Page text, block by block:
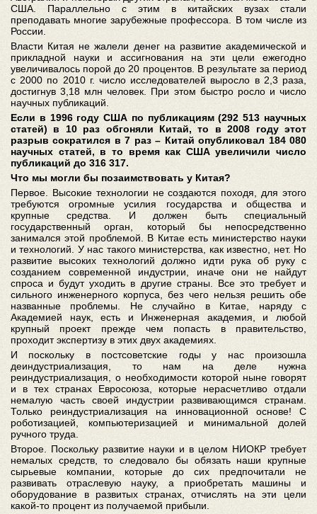
США. Параллельно с этим в китайских вузах стали
преподавать многие зарубежные профессора. В том числе из
России.
Власти Китая не жалели денег на развитие академической и
прикладной науки и ассигнования на эти цели ежегодно
увеличивалось порой до 20 процентов. В результате за период
с 2000 по 2010 г. число исследователей выросло в 2,3 раза,
достигнув 3,18 млн человек. При этом быстро росло и число
научных публикаций.
Если в 1996 году США по публикациям (292 513 научных
статей) в 10 раз обгоняли Китай, то в 2008 году этот
разрыв сократился в 7 раз – Китай опубликовал 184 080
научных статей, в то время как США увеличили число
публикаций до 316 317.
Что мы могли бы позаимствовать у Китая?
Первое. Высокие технологии не создаются походя, для этого
требуются огромные усилия государства и общества и
крупные средства. И должен быть специальный
государственный орган, который бы непосредственно
занимался этой проблемой. В Китае есть министерство науки
и технологий. У нас такого министерства, как известно, нет. Но
развитие высоких технологий должно идти рука об руку с
созданием современной индустрии, иначе они не найдут
спроса и будут уходить в другие страны. Все это требует и
сильного инженерного корпуса, без чего нельзя решить обе
названные проблемы. Не случайно в Китае, наряду с
Академией наук, есть и Инженерная академия, и любой
крупный проект прежде чем попасть в правительство,
проходит экспертизу в этих двух академиях.
И поскольку в постсоветские годы у нас произошла
деиндустриализация, то нам на деле нужна
реиндустриализация, о необходимости которой ныне говорят
и в тех странах Евросоюза, которые нерасчетливо отдали
немалую часть своей индустрии развивающимся странам.
Только реиндустриализация на инновационной основе! С
роботизацией, компьютеризацией и минимальной долей
ручного труда.
Второе. Поскольку развитие науки и в целом НИОКР требует
немалых средств, то следовало бы обязать наши крупные
сырьевые компании, которые до сих предпочитали не
развивать отраслевую науку, а приобретать машины и
оборудование в развитых странах, отчислять на эти цели
какой-то процент из получаемой прибыли.